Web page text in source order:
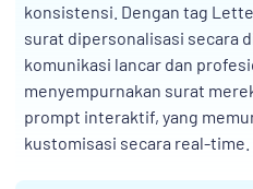
konsistensi. Dengan tag
surat dipersonalisasi secara
komunikasi lancar dan
menyempurnakan surat
prompt interaktif, yang
kustomisasi secara real-time.